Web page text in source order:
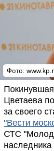
Фото:
Цветаева
за своего
"Вести
СТС